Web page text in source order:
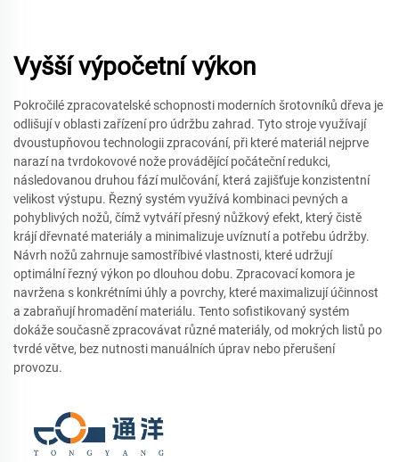
Vyšší výpočetní výkon
Pokročilé zpracovatelské schopnosti moderních šrotovníků dřeva je
odlišují v oblasti zařízení pro údržbu zahrad. Tyto stroje využívají
dvoustupňovou technologii zpracování, při které materiál nejprve
narazí na tvrdokovové nože provádějící počáteční redukci,
následovanou druhou fází mulčování, která zajišťuje konzistentní
velikost výstupu. Řezný systém využívá kombinaci pevných a
pohyblivých nožů, čímž vytváří přesný nůžkový efekt, který čistě
krájí dřevnaté materiály a minimalizuje uvíznutí a potřebu údržby.
Návrh nožů zahrnuje samostříbivé vlastnosti, které udržují
optimální řezný výkon po dlouhou dobu. Zpracovací komora je
navržena s konkrétními úhly a povrchy, které maximalizují účinnost
a zabraňují hromadění materiálu. Tento sofistikovaný systém
dokáže současně zpracovávat různé materiály, od mokrých listů po
tvrdé větve, bez nutnosti manuálních úprav nebo přerušení
provozu.